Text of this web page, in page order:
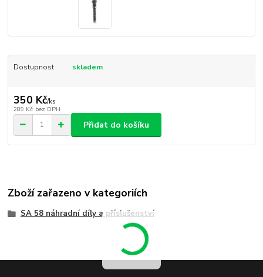
Dostupnost skladem
350 Kč/ks
289 Kč bez DPH
Přidat do košíku
Zboží zařazeno v kategoriích
SA 58 náhradní díly a příslušenství